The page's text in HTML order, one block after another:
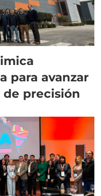
para avanzar
precisión